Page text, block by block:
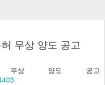
무상 양도 공고
무상 양도 공고